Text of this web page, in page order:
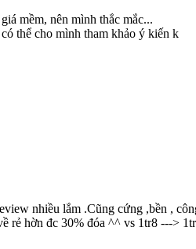
mềm, nên mình thắc mắc...
thể cho mình tham khảo ý kiến k
nhiều lắm .Cũng cứng ,bền ,
rẻ hờn đc 30% đóa ^^ vs 1tr8 --->